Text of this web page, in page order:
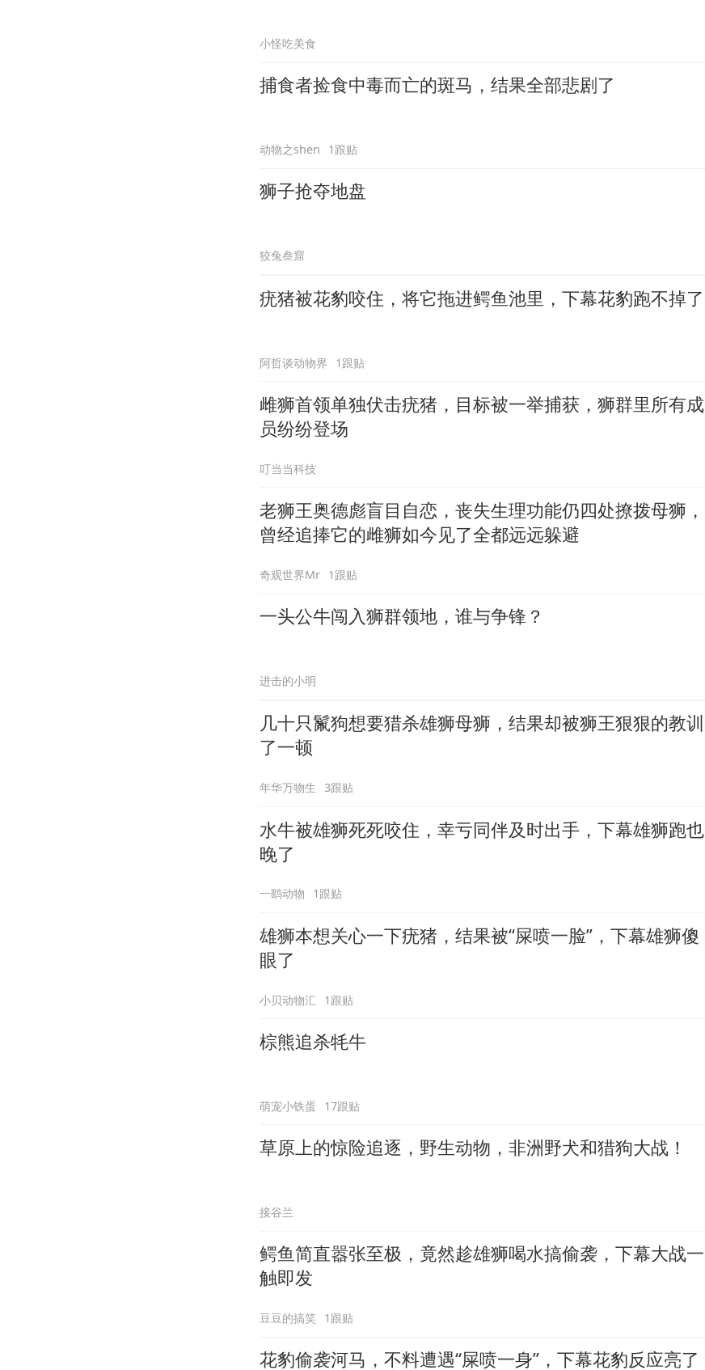
小怪吃美食
捕食者捡食中毒而亡的斑马，结果全部悲剧了
动物之shen 1跟贴
狮子抢夺地盘
狡兔叁窟
疣猪被花豹咬住，将它拖进鳄鱼池里，下幕花豹跑不掉了
阿哲谈动物界 1跟贴
雌狮首领单独伏击疣猪，目标被一举捕获，狮群里所有成
员纷纷登场
叮当当科技
老狮王奥德彪盲目自恋，丧失生理功能仍四处撩拨母狮，
曾经追捧它的雌狮如今见了全都远远躲避
奇观世界Mr 1跟贴
一头公牛闯入狮群领地，谁与争锋？
进击的小明
几十只鬣狗想要猎杀雄狮母狮，结果却被狮王狠狠的教训
了一顿
年华万物生 3跟贴
水牛被雄狮死死咬住，幸亏同伴及时出手，下幕雄狮跑也
晚了
一鹞动物 1跟贴
雄狮本想关心一下疣猪，结果被“屎喷一脸”，下幕雄狮傻
眼了
小贝动物汇 1跟贴
棕熊追杀牦牛
萌宠小铁蛋 17跟贴
草原上的惊险追逐，野生动物，非洲野犬和猎狗大战！
接谷兰
鳄鱼简直嚣张至极，竟然趁雄狮喝水搞偷袭，下幕大战一
触即发
豆豆的搞笑 1跟贴
花豹偷袭河马，不料遭遇“屎喷一身”，下幕花豹反应亮了